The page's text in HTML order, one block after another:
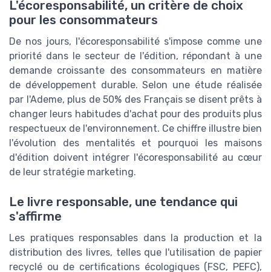
L'écoresponsabilité, un critère de choix
pour les consommateurs
De nos jours, l'écoresponsabilité s'impose comme une
priorité dans le secteur de l'édition, répondant à une
demande croissante des consommateurs en matière
de développement durable. Selon une étude réalisée
par l'Ademe, plus de 50% des Français se disent prêts à
changer leurs habitudes d'achat pour des produits plus
respectueux de l'environnement. Ce chiffre illustre bien
l'évolution des mentalités et pourquoi les maisons
d'édition doivent intégrer l'écoresponsabilité au cœur
de leur stratégie marketing.
Le livre responsable, une tendance qui
s'affirme
Les pratiques responsables dans la production et la
distribution des livres, telles que l'utilisation de papier
recyclé ou de certifications écologiques (FSC, PEFC),